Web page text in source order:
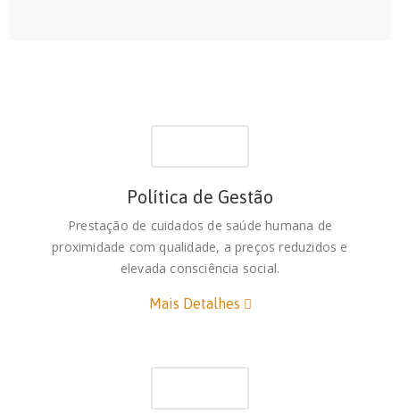
Política de Gestão
Prestação de cuidados de saúde humana de
proximidade com qualidade, a preços reduzidos e
elevada consciência social.
Mais Detalhes